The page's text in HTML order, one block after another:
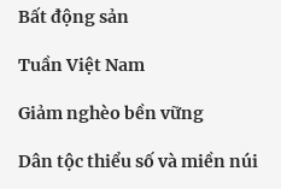
Bất động sản
Tuần Việt Nam
Giảm nghèo bền vững
Dân tộc thiểu số và miền núi